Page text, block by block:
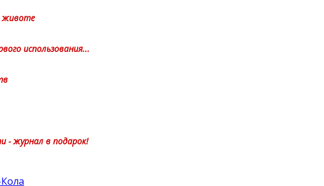
животе
использования...
- журнал в подарок!